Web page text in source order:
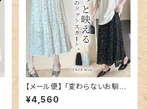
【メール便】 「変わらないお馴染
みデザイン」ティアード フレア
スカート ドット／skirt092
¥4,560